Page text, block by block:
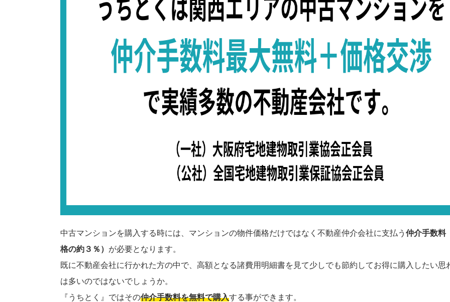
中古マンションを購入する時には、マンションの物件価格だけではなく不動産仲介会社に支払う 仲介手数料
格の約３％） が必要となります。
既に不動産会社に行かれた方の中で、高額となる諸費用明細書を見て少しでも節約してお得に購入したい思
は多いのではないでしょうか。
『うちとく』ではその仲介手数料を無料で購入する事ができます。